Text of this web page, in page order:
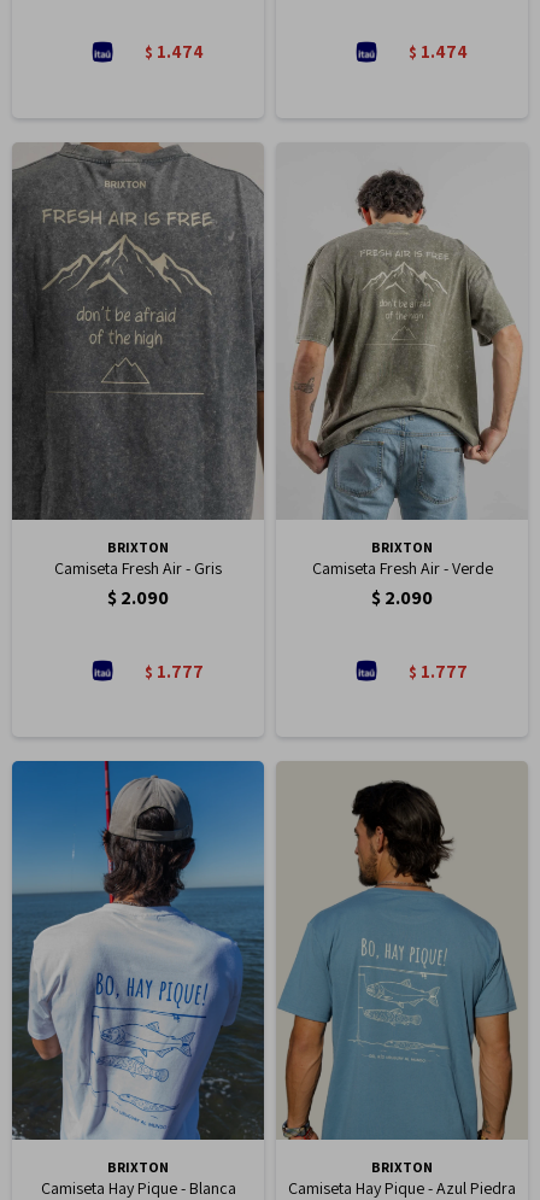
$ 1.474 $ 1.474
BRIXTON
Camiseta Fresh Air - Gris
$2.090
$ 1.777
BRIXTON
Camiseta Fresh Air - Verde
$2.090
$ 1.777
BRIXTON
Camiseta Hay Pique - Blanca
BRIXTON
Camiseta Hay Pique - Azul Piedra